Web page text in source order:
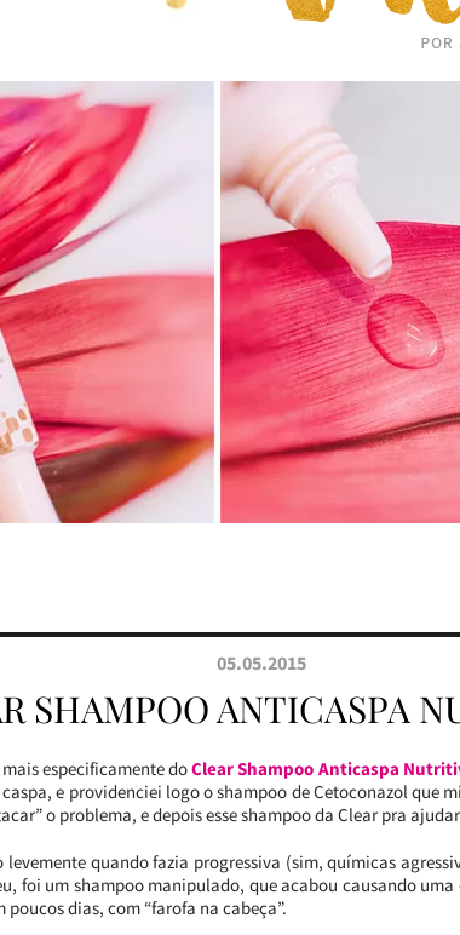
05.05.2015
SHAMPOO ANTICASPA
especificamente doClear Shampoo Anticaspa
e providenciei logo o shampoo de Cetoconazol que
o problema, e depois esse shampoo da Clear pra
quando fazia progressiva (sim, químicas
foi um shampoo manipulado, que acabou causando
dias, com “farofa na cabeça”.